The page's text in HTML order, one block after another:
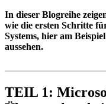
In dieser Blogreihe
wie die ersten Schritte
Systems, hier am
aussehen.
TEIL 1: